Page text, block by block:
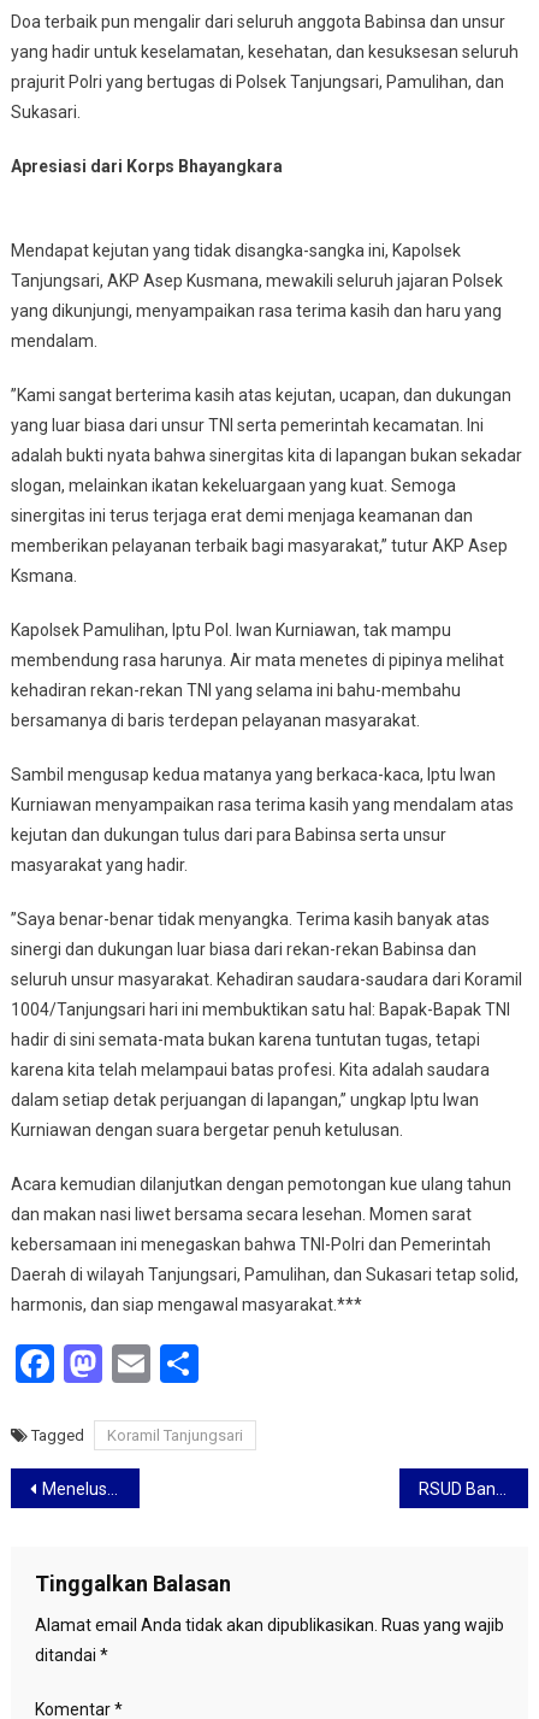
​Doa terbaik pun mengalir dari seluruh anggota Babinsa dan unsur
yang hadir untuk keselamatan, kesehatan, dan kesuksesan seluruh
prajurit Polri yang bertugas di Polsek Tanjungsari, Pamulihan, dan
Sukasari.
Apresiasi dari Korps Bhayangkara
Mendapat kejutan yang tidak disangka-sangka ini, Kapolsek
Tanjungsari, AKP Asep Kusmana, mewakili seluruh jajaran Polsek
yang dikunjungi, menyampaikan rasa terima kasih dan haru yang
mendalam.
​”Kami sangat berterima kasih atas kejutan, ucapan, dan dukungan
yang luar biasa dari unsur TNI serta pemerintah kecamatan. Ini
adalah bukti nyata bahwa sinergitas kita di lapangan bukan sekadar
slogan, melainkan ikatan kekeluargaan yang kuat. Semoga
sinergitas ini terus terjaga erat demi menjaga keamanan dan
memberikan pelayanan terbaik bagi masyarakat,” tutur AKP Asep
Ksmana.
Kapolsek Pamulihan, Iptu Pol. Iwan Kurniawan, tak mampu
membendung rasa harunya. Air mata menetes di pipinya melihat
kehadiran rekan-rekan TNI yang selama ini bahu-membahu
bersamanya di baris terdepan pelayanan masyarakat.
​Sambil mengusap kedua matanya yang berkaca-kaca, Iptu Iwan
Kurniawan menyampaikan rasa terima kasih yang mendalam atas
kejutan dan dukungan tulus dari para Babinsa serta unsur
masyarakat yang hadir.
​”Saya benar-benar tidak menyangka. Terima kasih banyak atas
sinergi dan dukungan luar biasa dari rekan-rekan Babinsa dan
seluruh unsur masyarakat. Kehadiran saudara-saudara dari Koramil
1004/Tanjungsari hari ini membuktikan satu hal: Bapak-Bapak TNI
hadir di sini semata-mata bukan karena tuntutan tugas, tetapi
karena kita telah melampaui batas profesi. Kita adalah saudara
dalam setiap detak perjuangan di lapangan,” ungkap Iptu Iwan
Kurniawan dengan suara bergetar penuh ketulusan.
​Acara kemudian dilanjutkan dengan pemotongan kue ulang tahun
dan makan nasi liwet bersama secara lesehan. Momen sarat
kebersamaan ini menegaskan bahwa TNI-Polri dan Pemerintah
Daerah di wilayah Tanjungsari, Pamulihan, dan Sukasari tetap solid,
harmonis, dan siap mengawal masyarakat.***
Facebook
Mastodon
EmailShare
Tagged Koramil Tanjungsari
Navigasi
Menelusuri Jejak 142 Tahun SDN 001 Merdeka, Warisan Sejarah Pendidikan Kota Bandung
Tinggalkan Balasan
Alamat email Anda tidak akan dipublikasikan. Ruas yang wajib
ditandai *
Komentar*